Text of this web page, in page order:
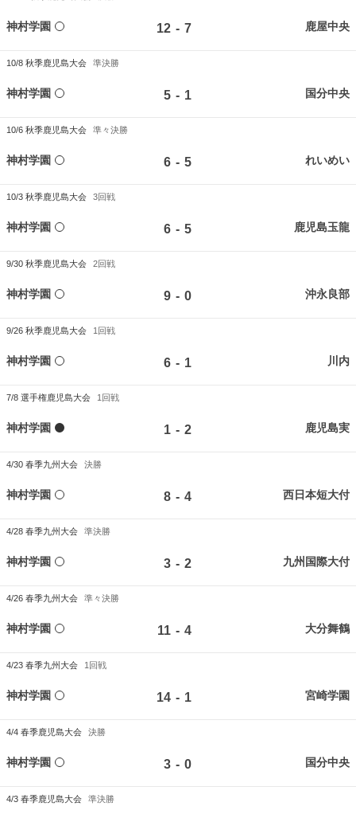
神村学園 12 - 7 鹿屋中央
10/8 秋季鹿児島大会 準決勝
神村学園 5 - 1 国分中央
10/6 秋季鹿児島大会 準々決勝
神村学園 6 - 5 れいめい
10/3 秋季鹿児島大会 3回戦
神村学園 6 - 5 鹿児島玉龍
9/30 秋季鹿児島大会 2回戦
神村学園 9 - 0 沖永良部
9/26 秋季鹿児島大会 1回戦
神村学園 6 - 1 川内
7/8 選手権鹿児島大会 1回戦
神村学園 1 - 2 鹿児島実
4/30 春季九州大会 決勝
神村学園 8 - 4 西日本短大付
4/28 春季九州大会 準決勝
神村学園 3 - 2 九州国際大付
4/26 春季九州大会 準々決勝
神村学園 11 - 4 大分舞鶴
4/23 春季九州大会 1回戦
神村学園 14 - 1 宮崎学園
4/4 春季鹿児島大会 決勝
神村学園 3 - 0 国分中央
4/3 春季鹿児島大会 準決勝